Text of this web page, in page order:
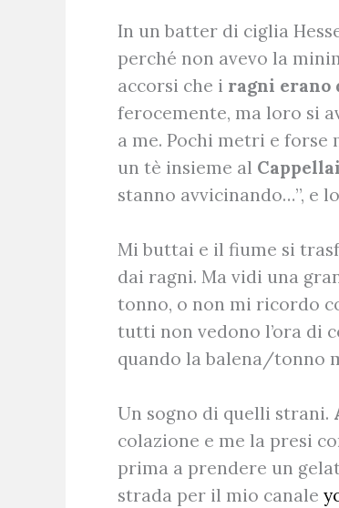
In un batter di ciglia
perché non avevo la
accorsi che i ragni erano
ferocemente, ma loro si
a me. Pochi metri e forse
un tè insieme al
stanno avvicinando…”, e
Mi buttai e il fiume si
dai ragni. Ma vidi una
tonno, o non mi ricordo
tutti non vedono l’ora di
quando la balena/tonno
Un sogno di quelli strani.
colazione e me la presi
prima a prendere un
strada per il mio canale